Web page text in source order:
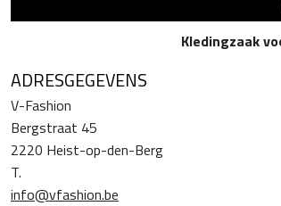
Kledingzaak
ADRESGEGEVENS
V-Fashion
Bergstraat 45
2220 Heist-op-den-Berg
T.
info@vfashion.be